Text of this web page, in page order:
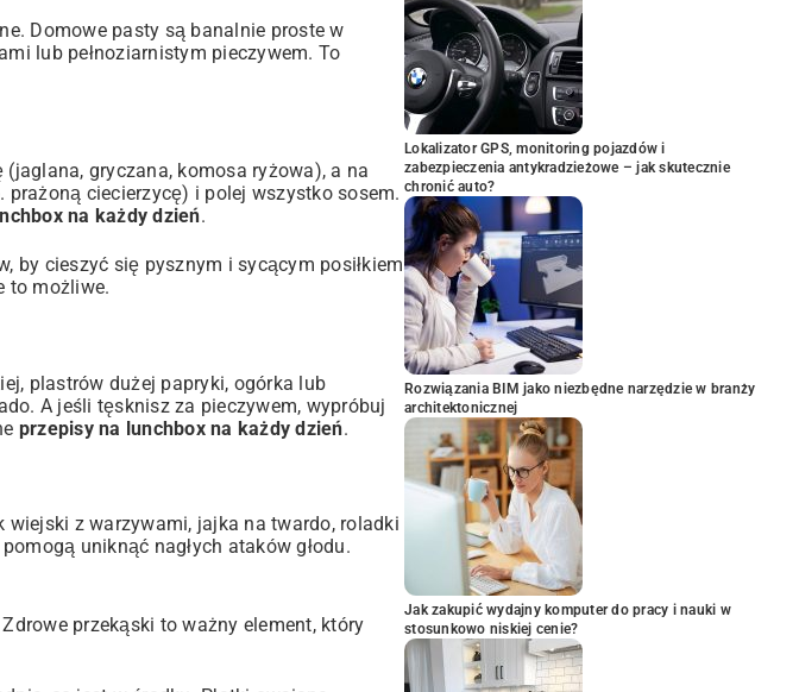
Domowe pasty są banalnie proste w
lub pełnoziarnistym pieczywem. To
gryczana, komosa ryżowa), a na
prażoną ciecierzycę) i polej wszystko sosem.
na każdy dzień.
by cieszyć się pysznym i sycącym posiłkiem
to możliwe.
plastrów dużej papryki, ogórka lub
A jeśli tęsknisz za pieczywem, wypróbuj
przepisy na lunchbox na każdy dzień.
wiejski z warzywami, jajka na twardo, roladki
uniknąć nagłych ataków głodu.
przekąski to ważny element, który
Lokalizator GPS, monitoring pojazdów i
zabezpieczenia antykradzieżowe – jak skutecznie
chronić auto?
Rozwiązania BIM jako niezbędne narzędzie w branży
architektonicznej
Jak zakupić wydajny komputer do pracy i nauki w
stosunkowo niskiej cenie?